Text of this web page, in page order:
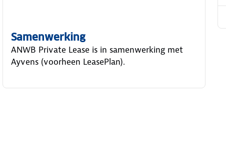
Samenwerking
ANWB Private Lease is in samenwerking met
Ayvens (voorheen LeasePlan).